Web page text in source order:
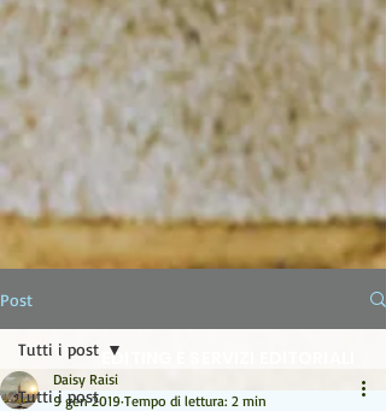
EDITING E SERVIZI EDITORIALI
Post
Tutti i post
Tutti i post
Daisy Raisi
9 gen 2019 Tempo di lettura: 2 min